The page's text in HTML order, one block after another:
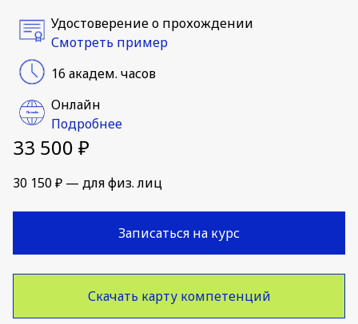
Удостоверение о прохождении
Смотреть пример
16 академ. часов
Онлайн
Подробнее
33 500 ₽
30 150 ₽ — для физ. лиц
Записаться на курс
Скачать карту компетенций